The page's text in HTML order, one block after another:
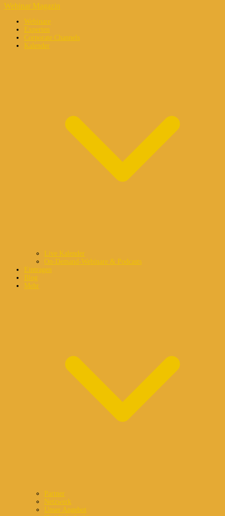
Webinar Magazin
Webinare
Experten
Corporate Channels
Kalender
Live Kalender
On-Demand-Webinare & Podcasts
Eintragen
Blog
Mehr
Partner
Netzwerk
Unser Angebot